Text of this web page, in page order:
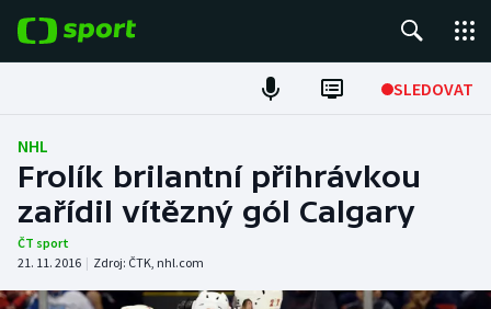
SLEDOVAT
Fotbal
Hokej
Tenis
Atletika
NHL
Frolík brilantní přihrávkou
zařídil vítězný gól Calgary
ČT sport
21. 11. 2016 | Zdroj: ČTK, nhl.com